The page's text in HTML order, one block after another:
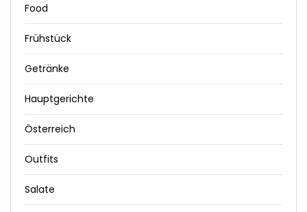
Food
Frühstück
Getränke
Hauptgerichte
Österreich
Outfits
Salate